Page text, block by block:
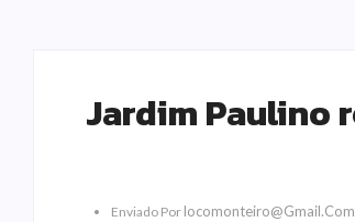
Jardim Paulino
Enviado Por Locomonteiro@gmail.com